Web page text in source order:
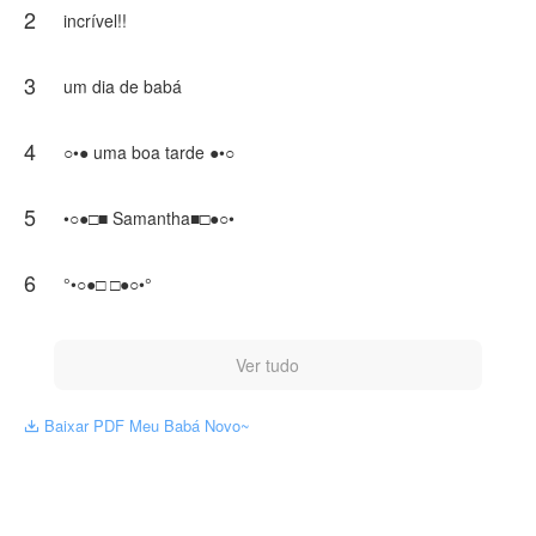
2 incrível!!
3 um dia de babá
4 ○•● uma boa tarde ●•○
5 •○●□■ Samantha■□●○•
6 °•○●□ □●○•°
Ver tudo
 Baixar PDF Meu Babá Novo~